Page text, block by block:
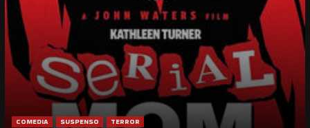
COMEDIA SUSPENSO TERROR